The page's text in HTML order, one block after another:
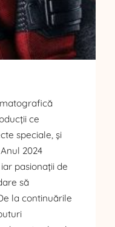
ce
speciale, și
2024
pasionații de
să
la continuările